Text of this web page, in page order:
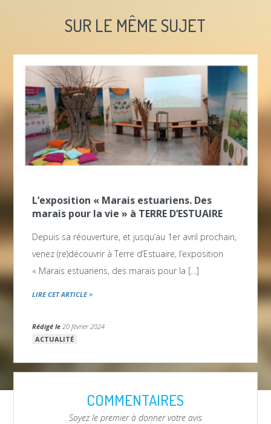
SUR LE MÊME SUJET
L’exposition « Marais estuariens. Des
marais pour la vie » à TERRE D’ESTUAIRE
Depuis sa réouverture, et jusqu’au 1er avril prochain,
venez (re)découvrir à Terre d’Estuaire, l’exposition
« Marais estuariens, des marais pour la […]
LIRE CET ARTICLE >
Rédigé le 20 février 2024
ACTUALITÉ
COMMENTAIRES
Soyez le premier à donner votre avis